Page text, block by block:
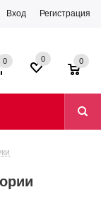
Вход Регистрация
0 0 0